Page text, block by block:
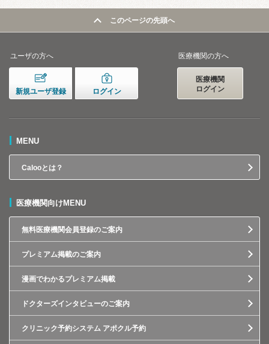
このページの先頭へ
ユーザの方へ
新規ユーザ登録 ログイン
医療機関の方へ
医療機関
ログイン
MENU
Calooとは？
医療機関向けMENU
無料医療機関会員登録のご案内
プレミアム掲載のご案内
漫画でわかるプレミアム掲載
ドクターズインタビューのご案内
クリニック予約システム アポクル予約